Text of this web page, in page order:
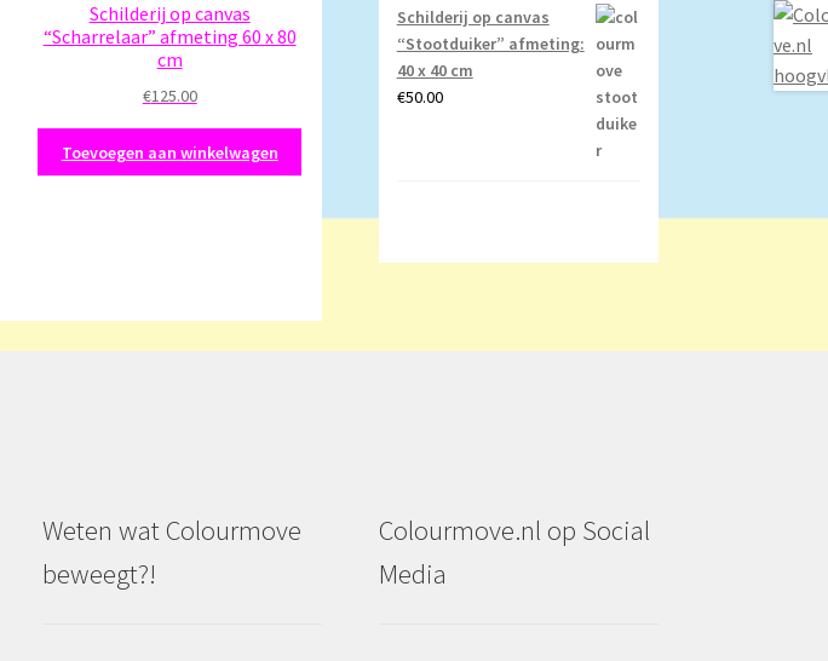
Schilderij op canvas
“Scharrelaar” afmeting 60 x 80
cm
€125.00
Toevoegen aan winkelwagen
Schilderij op canvas
“Stootduiker” afmeting:
40 x 40 cm
€50.00
Weten wat Colourmove
beweegt?!
Colourmove.nl op Social
Media